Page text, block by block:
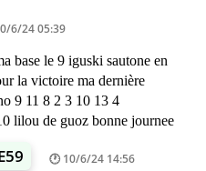
6/24 05:39
base le 9 iguski sautone en
la victoire ma dernière
9 11 8 2 3 10 13 4
lilou de guoz bonne journee
10/6/24 14:56